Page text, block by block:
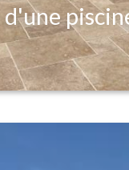
d'un espace
du bassin